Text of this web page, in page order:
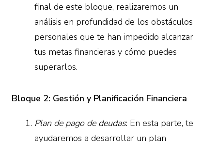
final de este bloque, realizaremos un
análisis en profundidad de los obstáculos
personales que te han impedido alcanzar
tus metas financieras y cómo puedes
superarlos.
Bloque 2: Gestión y Planificación Financiera
Plan de pago de deudas: En esta parte, te
ayudaremos a desarrollar un plan